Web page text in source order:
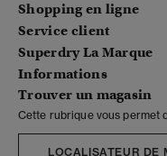
Shopping en ligne
Service client
Superdry La Marque
Informations
Trouver un magasin
Cette rubrique vous permet
LOCALISATEUR DE